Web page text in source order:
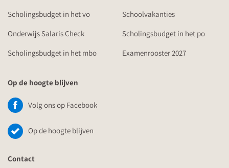
Scholingsbudget in het vo
Schoolvakanties
Onderwijs Salaris Check
Scholingsbudget in het po
Scholingsbudget in het mbo
Examenrooster 2027
Op de hoogte blijven
Volg ons op Facebook
Op de hoogte blijven
Contact